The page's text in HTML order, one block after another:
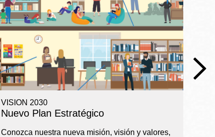
VISION 2030
Nuevo Plan Estratégico
Conozca nuestra nueva misión, visión y valores,